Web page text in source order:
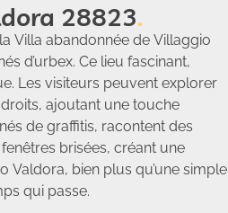
28823
Villa abandonnée de Villaggio
d’urbex. Ce lieu fascinant,
Les visiteurs peuvent explorer
ajoutant une touche
de graffitis, racontent des
brisées, créant une
bien plus qu’une simple
qui passe.